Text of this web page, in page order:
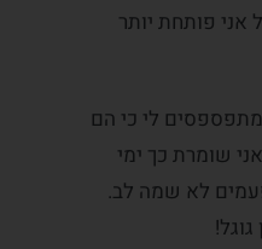
אני פותחת יותר
לי כי הם
שומרת כך ימי
לא שמה לב.